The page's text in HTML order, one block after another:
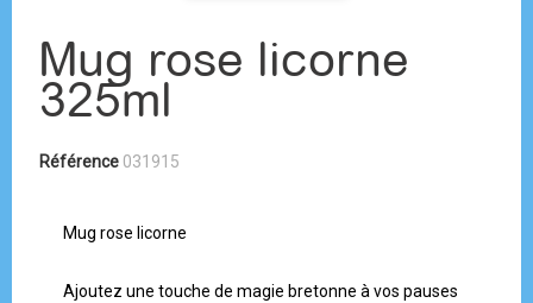
Mug rose licorne
325ml
Référence 031915
Mug rose licorne
Ajoutez une touche de magie bretonne à vos pauses